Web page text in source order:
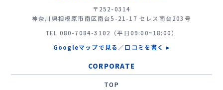
〒252-0314
神奈川県相模原市南区南台5-21-17 セレス南台203号
TEL 080-7084-3102 （平日09:00~18:00）
Googleマップで見る／口コミを書く ▸
CORPORATE
TOP